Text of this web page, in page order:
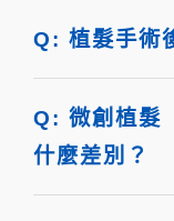
Q: 植髮手術
Q: 微創植髮
什麼差別？